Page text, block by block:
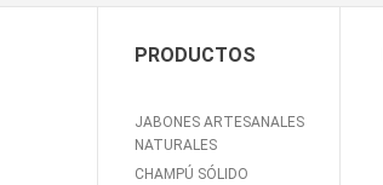
PRODUCTOS
JABONES ARTESANALES
NATURALES
CHAMPÚ SÓLIDO